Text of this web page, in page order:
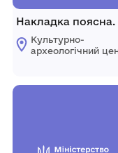
Накладка поясна.
Культурно-
археологічний
ради